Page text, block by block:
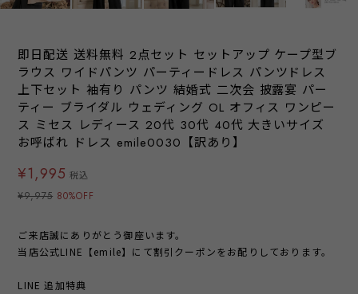
即日配送 送料無料 2点セット セットアップ ケープ型ブ
ラウス ワイドパンツ パーティードレス パンツドレス
上下セット 袖有り パンツ 結婚式 二次会 披露宴 パー
ティー ブライダル ウェディング OL オフィス ワンピー
ス ミセス レディース 20代 30代 40代 大きいサイズ
お呼ばれ ドレス emile0030【訳あり】
¥1,995 税込
¥9,975 80%OFF
ご来店誠にありがとう御座います。
当店公式LINE【emile】にて割引クーポンをお配りしております。
LINE 追加特典